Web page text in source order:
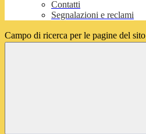
Contatti
Segnalazioni e reclami
Campo di ricerca per le pagine del sito